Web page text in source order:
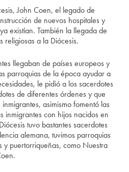
John Coen, el legado de
de nuevos hospitales y
existían. También la llegada de
religiosas a la Diócesis.
llegaban de países europeos y
parroquias de la época ayudar a
le pidió a los sacerdotes
de diferentes órdenes y que
asimismo fomentó las
inmigrantes con hijos nacidos en
tuvo bastantes sacerdotes
alemana, tuvimos parroquias
y puertorriqueñas, como Nuestra